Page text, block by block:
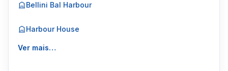
Bellini Bal Harbour
Harbour House
Ver mais…